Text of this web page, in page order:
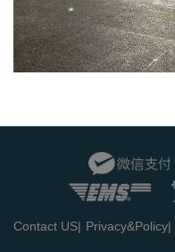
Contact US| Privacy&Policy|